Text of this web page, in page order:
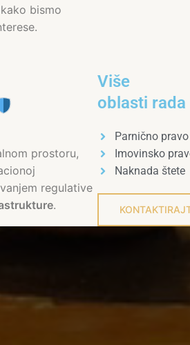
bismo
prostoru,
regulative
.
Više
oblasti rada
Parnično pravo
Imovinsko
Naknada štete